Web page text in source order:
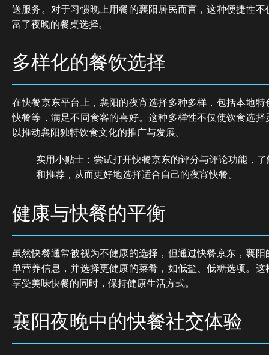
送服务。对于习惯晚上用餐的襄阳居民而言，这种便捷性
富了夜晚的餐桌选择。
多样化的餐饮选择
在快餐京东平台上，襄阳的夜宵选择多种多样，包括本地
快餐等，满足不同食客的喜好。这种多样性不仅使饮食选
以推动襄阳独特饮食文化的推广与发展。
实用小贴士：尝试打开快餐京东的评分与评论功能，
和推荐，从而更好地选择适合自己的夜宵快餐。
健康与快餐的平衡
虽然快餐通常被视为不健康的选择，但通过快餐京东，襄
单营养信息，并选择更健康的菜肴，如低盐、低糖选项。
享受美味快餐的同时，保持健康生活方式。
襄阳夜晚中的快餐社交体验